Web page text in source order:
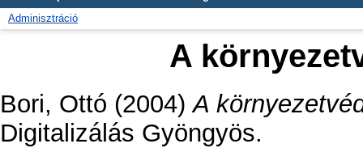
Adminisztráció
A
Bori, Ottó (2004)A
Digitalizálás Gyöngyös.